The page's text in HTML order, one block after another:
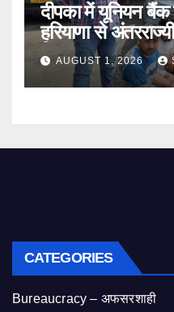
दीपका में यूनियन बैंक
हरियाणा से
गिरफ्तार।
AUGUST 1, 2026
CATEGORIES
Bureaucracy – अफसरशाही